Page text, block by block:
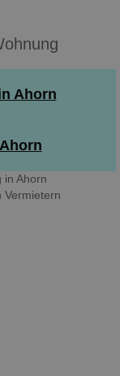
Ahorn
in Ahorn
Vermietern